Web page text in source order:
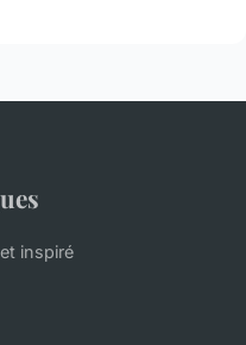
inspiré